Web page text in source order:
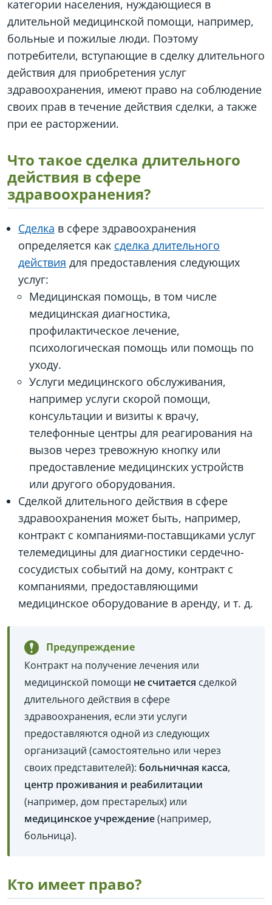
категории населения, нуждающиеся в
длительной медицинской помощи, например,
больные и пожилые люди. Поэтому
потребители, вступающие в сделку длительного
действия для приобретения услуг
здравоохранения, имеют право на соблюдение
своих прав в течение действия сделки, а также
при ее расторжении.
Что такое сделка длительного
действия в сфере
здравоохранения?
Сделка в сфере здравоохранения
определяется как сделка длительного
действия для предоставления следующих
услуг:
Медицинская помощь, в том числе
медицинская диагностика,
профилактическое лечение,
психологическая помощь или помощь по
уходу.
Услуги медицинского обслуживания,
например услуги скорой помощи,
консультации и визиты к врачу,
телефонные центры для реагирования на
вызов через тревожную кнопку или
предоставление медицинских устройств
или другого оборудования.
Сделкой длительного действия в сфере
здравоохранения может быть, например,
контракт с компаниями-поставщиками услуг
телемедицины для диагностики сердечно-
сосудистых событий на дому, контракт с
компаниями, предоставляющими
медицинское оборудование в аренду, и т. д.
Предупреждение
Контракт на получение лечения или
медицинской помощи не считается сделкой
длительного действия в сфере
здравоохранения, если эти услуги
предоставляются одной из следующих
организаций (самостоятельно или через
своих представителей): больничная касса,
центр проживания и реабилитации
(например, дом престарелых) или
медицинское учреждение(например,
больница).
Кто имеет право?